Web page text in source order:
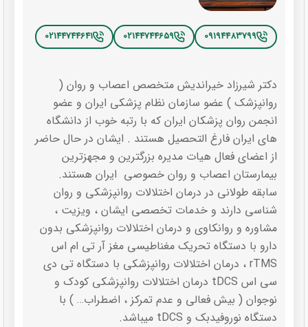
09194483799
02144744659
02144744641
دکتر شیرزاد خیراندیش متخصص اعصاب و روان (
روانپزشک ) عضو سازمان نظام پزشکی ایران و عضو
انجمن روان پزشکان ایران که با رتبه خوب از دانشگاه
های ایران فارغ التحصیل هستند . ایشان در حال حاضر
از اعضای فعال هیات مدیره بزرگترین و مجهزترین
بیمارستان اعصاب و روان خصوصی ایران هستند.
سابقه طولانی در درمان اختلالات روانپزشکی و روان
شناسی دارند و خدمات تخصصی ایشان ، ویزیت ،
مشاوره و روانکاوی و درمان اختلالات روانپزشکی بدون
دارو با دستگاه تحریک مغناطیسی مغز آر تی ام اس
rTMS ، درمان اختلالات روانپزشکی با دستگاه تی دی
سی اس tDCS درمان اختلالات روانپزشکی کودک و
نوجوان ( بیش فعالی و عدم تمرکز ، اضطراب… ) با
دستگاه نوروفیدبک و tDCS میباشد.